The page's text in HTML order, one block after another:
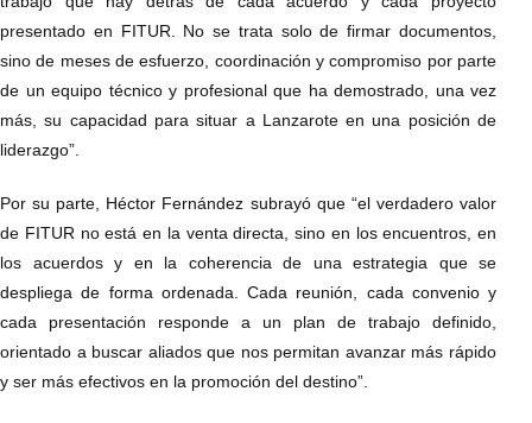
presentado en FITUR. No se trata solo de firmar documentos,
sino de meses de esfuerzo, coordinación y compromiso por parte
de un equipo técnico y profesional que ha demostrado, una vez
más, su capacidad para situar a Lanzarote en una posición de
liderazgo”.
Por su parte, Héctor Fernández subrayó que “el verdadero valor
de FITUR no está en la venta directa, sino en los encuentros, en
los acuerdos y en la coherencia de una estrategia que se
despliega de forma ordenada. Cada reunión, cada convenio y
cada presentación responde a un plan de trabajo definido,
orientado a buscar aliados que nos permitan avanzar más rápido
y ser más efectivos en la promoción del destino”.